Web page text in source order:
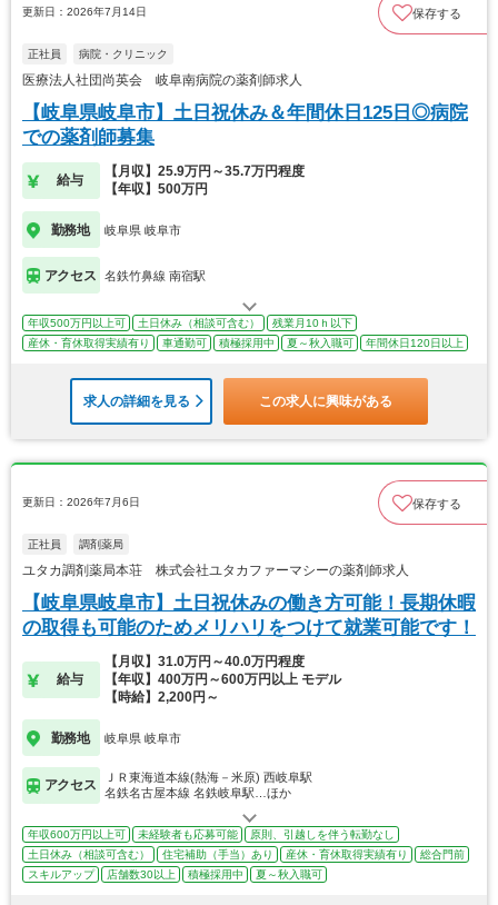
更新日：2026年7月14日 保存する
正社員 病院・クリニック
医療法人社団尚英会 岐阜南病院の薬剤師求人
【岐阜県岐阜市】土日祝休み＆年間休日125日◎病院
での薬剤師募集
給与
【月収】25.9万円～35.7万円程度
【年収】500万円
勤務地 岐阜県 岐阜市
アクセス 名鉄竹鼻線 南宿駅
年収500万円以上可 土日休み（相談可含む）
残業月10ｈ以下
産休・育休取得実績有り
車通勤可 積極採用中 夏～秋入職可 年間休日120日以上
求人の詳細を見る この求人に興味がある
更新日：2026年7月6日 保存する
正社員 調剤薬局
ユタカ調剤薬局本荘 株式会社ユタカファーマシーの薬剤師求人
【岐阜県岐阜市】土日祝休みの働き方可能！長期休暇
の取得も可能のためメリハリをつけて就業可能です！
給与
【月収】31.0万円～40.0万円程度
【年収】400万円～600万円以上 モデル
【時給】2,200円～
勤務地 岐阜県 岐阜市
アクセス
ＪＲ東海道本線(熱海－米原) 西岐阜駅
名鉄名古屋本線 名鉄岐阜駅…ほか
年収600万円以上可 未経験者も応募可能
原則、引越しを伴う転勤なし
土日休み（相談可含む）
住宅補助（手当）あり 産休・育休取得実績有り
総合門前
スキルアップ
店舗数30以上 積極採用中 夏～秋入職可